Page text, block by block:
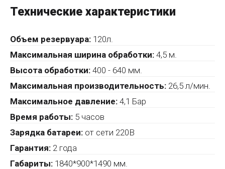
Технические характеристики
Объем резервуара: 120л.
Максимальная ширина обработки: 4,5 м.
Высота обработки: 400 - 640 мм.
Максимальная производительность: 26,5 л/мин.
Максимальное давление: 4,1 Бар
Время работы: 5 часов
Зарядка батареи: от сети 220В
Гарантия: 2 года
Габариты: 1840*900*1490 мм.